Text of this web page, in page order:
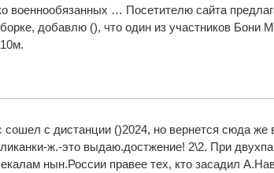
военнообязанных … Посетителю сайта
добавлю (), что один из участников Бони
сошел с дистанции ()2024, но вернется сюда же
ж.-это выдаю.достжение! 2\2. При
нын.России правее тех, кто засадил